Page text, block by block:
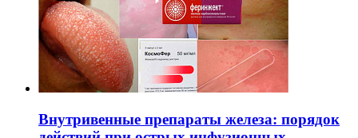
Внутривенные препараты железа: порядок